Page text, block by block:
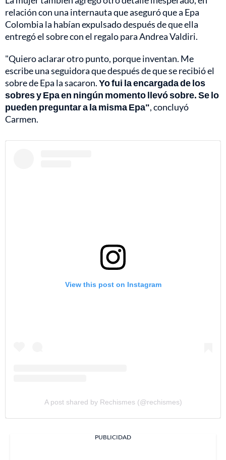
relación con una internauta que aseguró que a Epa
Colombia la habían expulsado después de que ella
entregó el sobre con el regalo para Andrea Valdiri.
"Quiero aclarar otro punto, porque inventan. Me
escribe una seguidora que después de que se recibió el
sobre de Epa la sacaron.Yo fui la encargada de los
sobres y Epa en ningún momento llevó sobre. Se lo
pueden preguntar a la misma Epa", concluyó
Carmen.
View this post on Instagram
A post shared by Rechismes (@rechismes)
PUBLICIDAD